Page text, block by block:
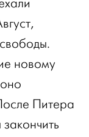
новому
Питера